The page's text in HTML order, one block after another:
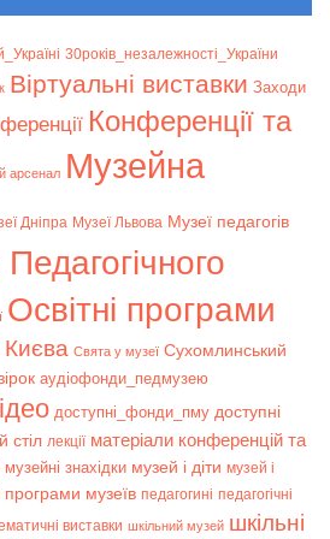
30років_незалежності_України
Віртуальні виставки Заходи
Конференції та
арсенал Музейна
Дніпра Музеї Львова Музеї педагогів
Освітні програми
Києва Свята у музеї Сухомлинський
аудіофонди_педмузею
доступні_фонди_пму доступні
стіл лекції матеріали конференцій та
музейні знахідки музей і діти музей і
програми музеїв педагогині педагогічні
виставки шкільний музей шкільні